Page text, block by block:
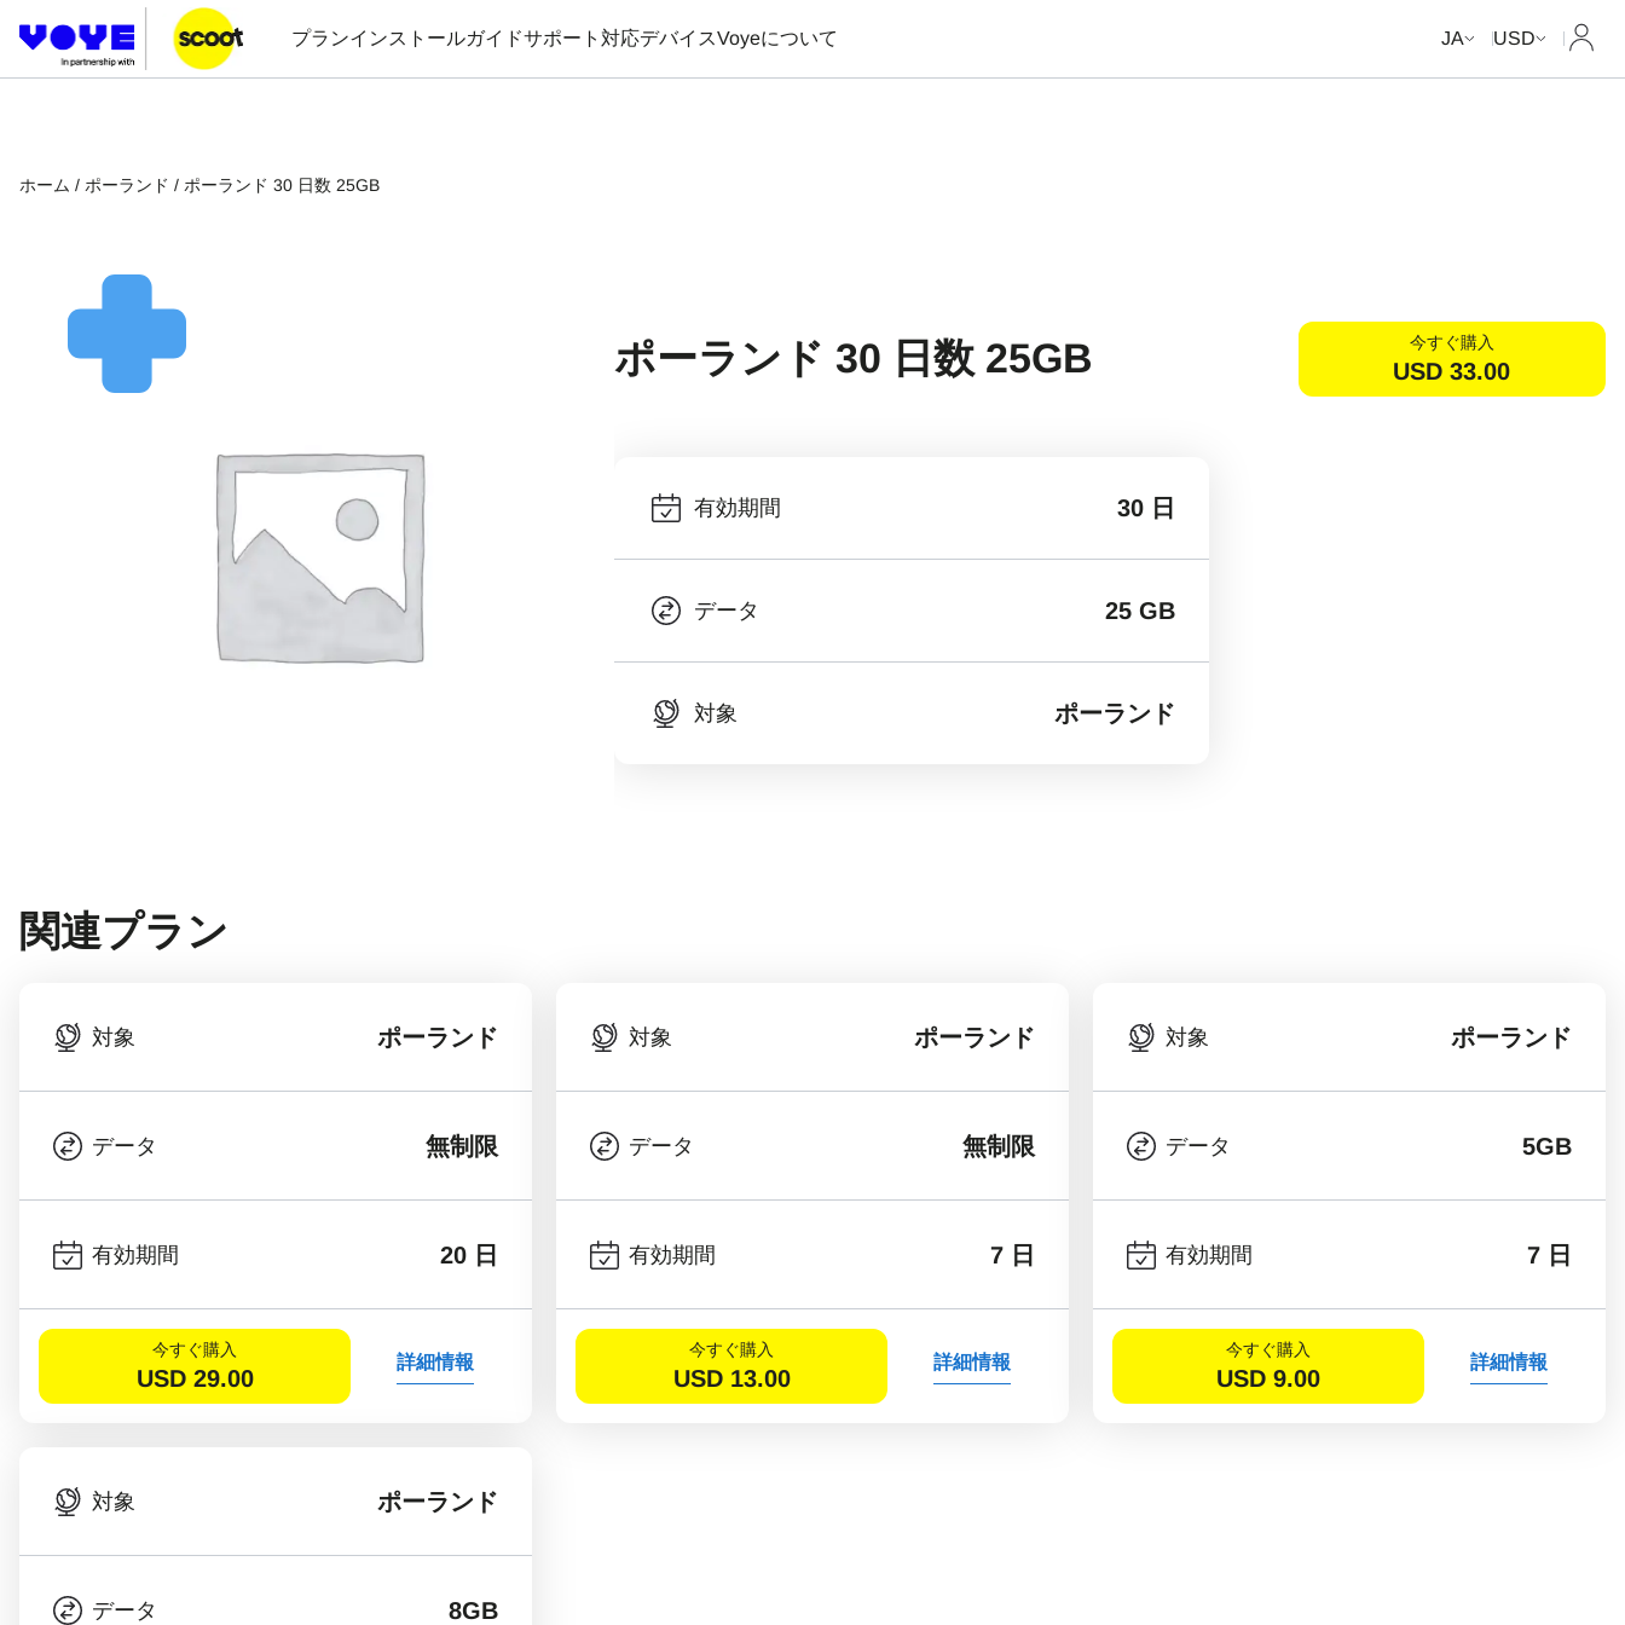
プランインストールガイドサポート 対応デバイスVoyeについて JA USD マイ
ホーム / ポーランド / ポーランド 30 日数 25GB
ポーランド 30 日数 25GB 今すぐ購入
USD 33.00
有効期間 30 日
データ 25 GB
対象 ポーランド
関連プラン
対象 ポーランド
データ 無制限
有効期間 20 日
今すぐ購入
USD 29.00
詳細情報
対象 ポーランド
データ 無制限
有効期間 7 日
今すぐ購入
USD 13.00
詳細情報
対象 ポーランド
データ 5GB
有効期間 7 日
今すぐ購入
USD 9.00
詳細情報
対象 ポーランド
データ 8GB